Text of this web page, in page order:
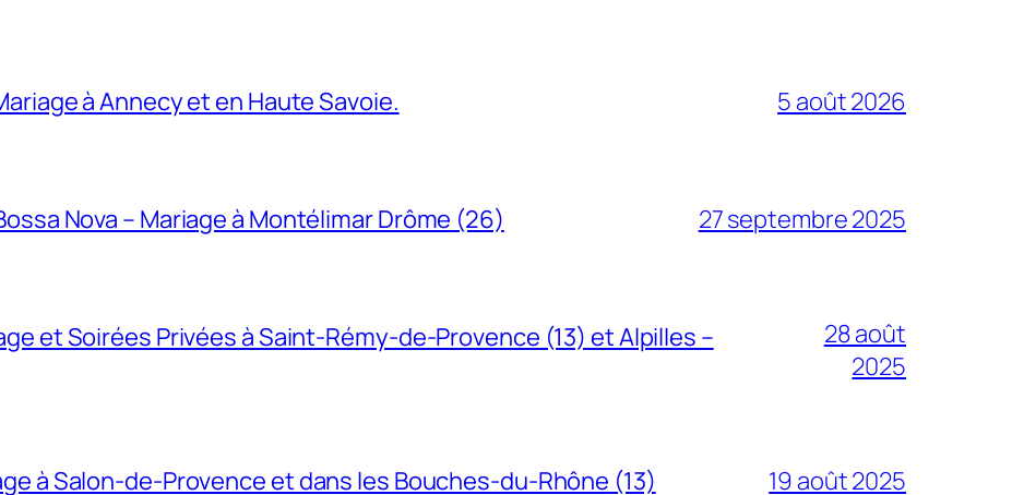
à Annecy et en Haute Savoie. 5 août 2026
Nova – Mariage à Montélimar Drôme (26) 27 septembre 2025
et Soirées Privées à Saint-Rémy-de-Provence (13) et Alpilles –
28 août
2025
à Salon-de-Provence et dans les Bouches-du-Rhône (13) 19 août 2025